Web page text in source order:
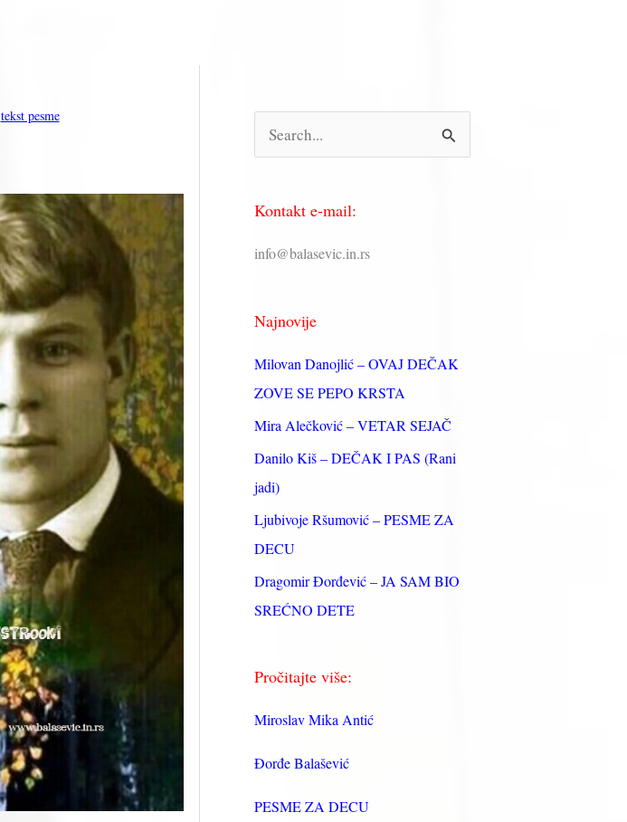
tekst pesme
р
т
а
з
а
Kontakt e-mail:
info@balasevic.in.rs
Najnovije
Milovan Danojlić – OVAJ DEČAK
ZOVE SE PEPO KRSTA
Mira Alečković – VETAR SEJAČ
Danilo Kiš – DEČAK I PAS (Rani
jadi)
Ljubivoje Ršumović – PESME ZA
DECU
Dragomir Đorđević – JA SAM BIO
SREĆNO DETE
Pročitajte više:
Miroslav Mika Antić
Đorđe Balašević
PESME ZA DECU